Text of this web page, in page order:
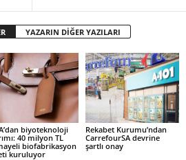
YAZARIN DİĞER YAZILARI
biyoteknoloji
40 milyon TL
biofabrikasyon
kuruluyor
Rekabet Kurumu’ndan
CarrefourSA devrine
şartlı onay